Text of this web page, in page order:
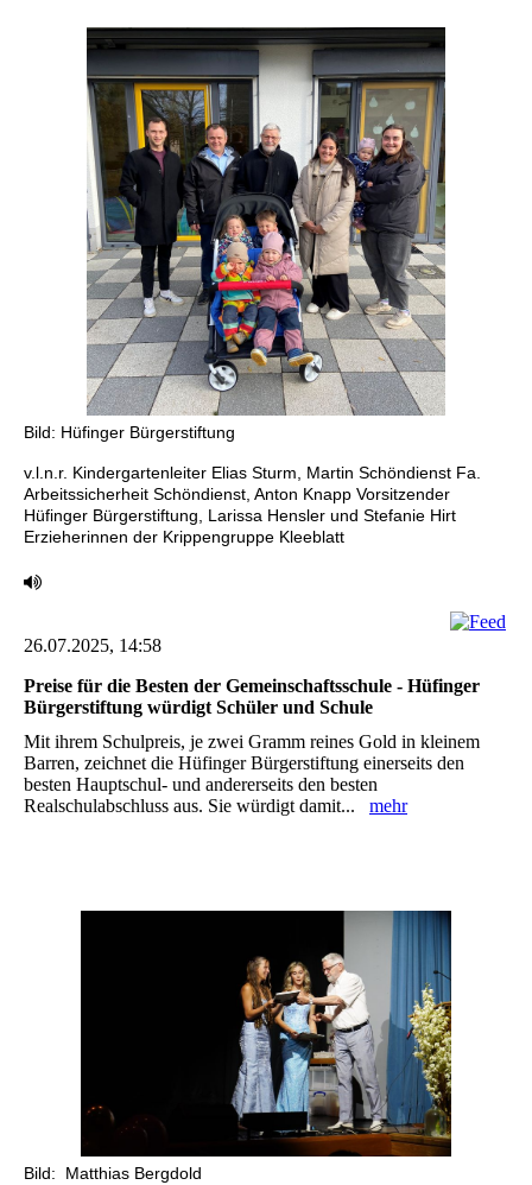
Bild: Hüfinger Bürgerstiftung
v.l.n.r. Kindergartenleiter Elias Sturm, Martin Schöndienst Fa.
Arbeitssicherheit Schöndienst, Anton ‎Knapp Vorsitzender
Hüfinger Bürgerstiftung, Larissa Hensler und Stefanie Hirt
Erzieherinnen der ‎Krippengruppe Kleeblatt
26.07.2025, 14:58
Preise für die Besten der Gemeinschaftsschule - Hüfinger
Bürgerstiftung würdigt Schüler und ‎Schule ‎
Mit ihrem Schulpreis, je zwei Gramm reines Gold in kleinem
Barren, zeichnet die Hüfinger ‎Bürgerstiftung einerseits den
besten Hauptschul- und andererseits den besten
Realschulabschluss ‎aus. Sie würdigt damit... mehr
Bild: Matthias Bergdold